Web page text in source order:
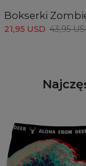
Bokserki
21,95 USD 43,95